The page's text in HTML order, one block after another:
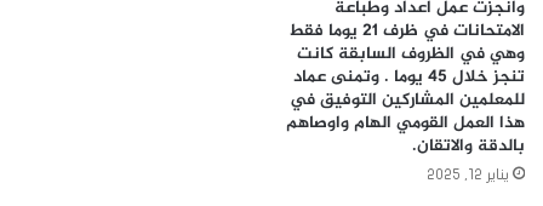
وانجزت عمل اعداد وطباعة
الامتحانات في ظرف 21 يوما فقط
وهي في الظروف السابقة كانت
تنجز خلال 45 يوما . وتمنى عماد
للمعلمين المشاركين التوفيق في
هذا العمل القومي الهام واوصاهم
بالدقة والاتقان.
يناير 12, 2025